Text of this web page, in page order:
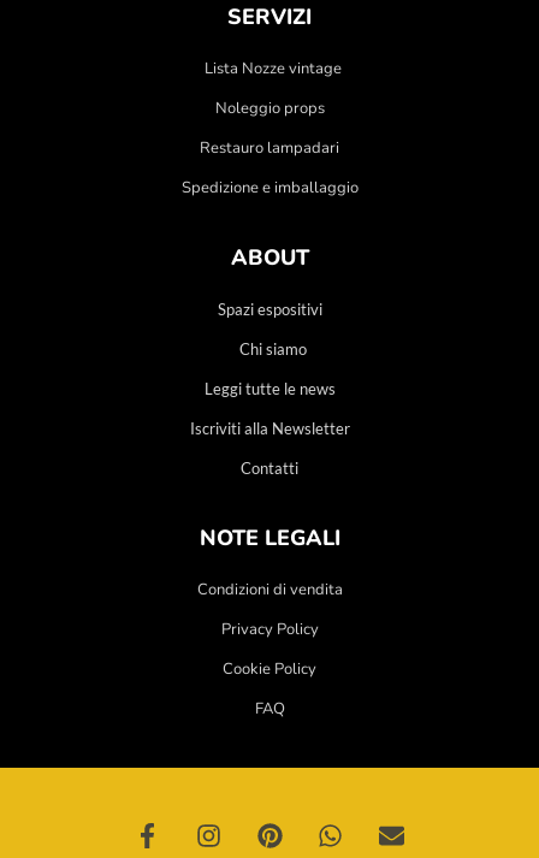
SERVIZI
Lista Nozze vintage
Noleggio props
Restauro lampadari
Spedizione e imballaggio
ABOUT
Spazi espositivi
Chi siamo
Leggi tutte le news
Iscriviti alla Newsletter
Contatti
NOTE LEGALI
Condizioni di vendita
Privacy Policy
Cookie Policy
FAQ